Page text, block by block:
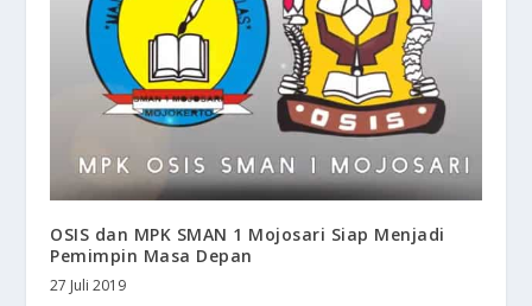
OSIS dan MPK SMAN 1 Mojosari Siap Menjadi
Pemimpin Masa Depan
27 Juli 2019